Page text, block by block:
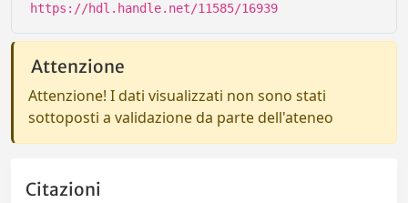
https://hdl.handle.net/11585/16939
Attenzione
Attenzione! I dati visualizzati non sono stati
sottoposti a validazione da parte dell'ateneo
Citazioni